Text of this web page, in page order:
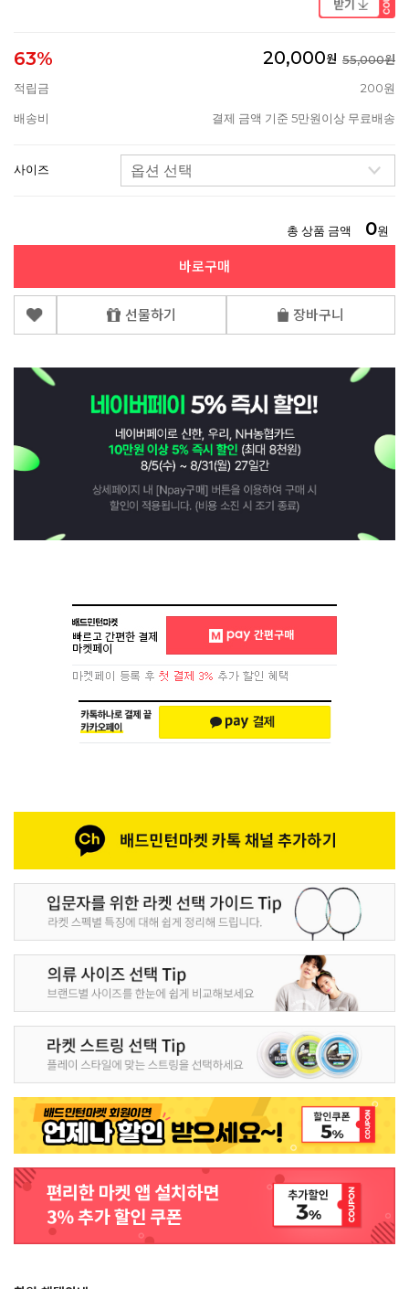
63% 20,000원 55,000원
적립금
200원
배송비 결제 금액 기준 5만원이상 무료배송
사이즈
총 상품 금액 0원
바로구매
선물하기 장바구니